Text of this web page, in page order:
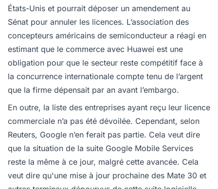
États-Unis et pourrait déposer un amendement au
Sénat pour annuler les licences. L’association des
concepteurs américains de semiconducteur a réagi en
estimant que le commerce avec Huawei est une
obligation pour que le secteur reste compétitif face à
la concurrence internationale compte tenu de l’argent
que la firme dépensait par an avant l’embargo.
En outre, la liste des entreprises ayant reçu leur licence
commerciale n’a pas été dévoilée. Cependant, selon
Reuters, Google n’en ferait pas partie. Cela veut dire
que la situation de la suite Google Mobile Services
reste la même à ce jour, malgré cette avancée. Cela
veut dire qu'une mise à jour prochaine des Mate 30 et